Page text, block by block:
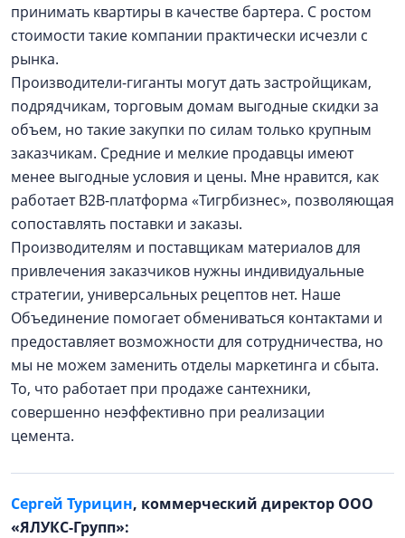
принимать квартиры в качестве бартера. С ростом
стоимости такие компании практически исчезли с
рынка.
Производители-гиганты могут дать застройщикам,
подрядчикам, торговым домам выгодные скидки за
объем, но такие закупки по силам только крупным
заказчикам. Средние и мелкие продавцы имеют
менее выгодные условия и цены. Мне нравится, как
работает B2B-платформа «Тигрбизнес», позволяющая
сопоставлять поставки и заказы.
Производителям и поставщикам материалов для
привлечения заказчиков нужны индивидуальные
стратегии, универсальных рецептов нет. Наше
Объединение помогает обмениваться контактами и
предоставляет возможности для сотрудничества, но
мы не можем заменить отделы маркетинга и сбыта.
То, что работает при продаже сантехники,
совершенно неэффективно при реализации
цемента.
Сергей Турицин, коммерческий директор ООО
«ЯЛУКС-Групп»: